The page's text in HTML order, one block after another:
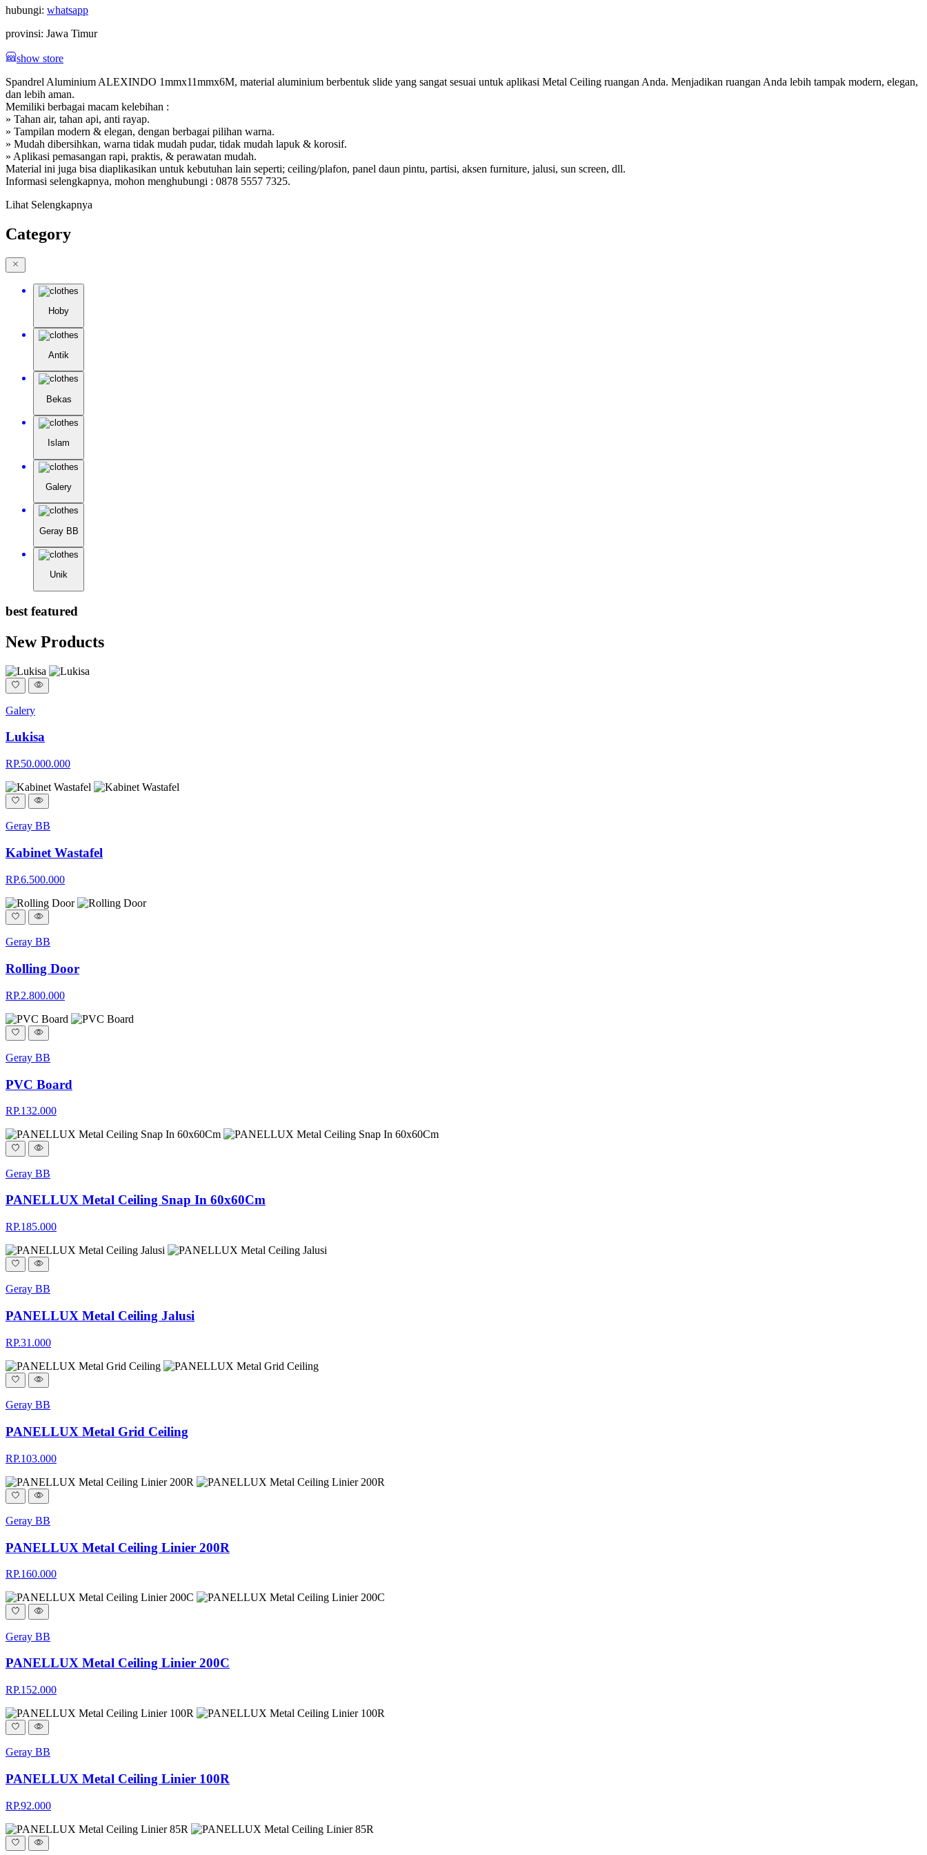
hubungi: whatsapp
provinsi: Jawa Timur
show store
Spandrel Aluminium ALEXINDO 1mmx11mmx6M, material aluminium berbentuk slide yang sangat sesuai untuk aplikasi Metal Ceiling ruangan Anda. Menjadikan ruangan Anda lebih tampak modern, elegan,
dan lebih aman.
Memiliki berbagai macam kelebihan :
» Tahan air, tahan api, anti rayap.
» Tampilan modern & elegan, dengan berbagai pilihan warna.
» Mudah dibersihkan, warna tidak mudah pudar, tidak mudah lapuk & korosif.
» Aplikasi pemasangan rapi, praktis, & perawatan mudah.
Material ini juga bisa diaplikasikan untuk kebutuhan lain seperti; ceiling/plafon, panel daun pintu, partisi, aksen furniture, jalusi, sun screen, dll.
Informasi selengkapnya, mohon menghubungi : 0878 5557 7325.
Lihat Selengkapnya
Category
Hoby
Antik
Bekas
Islam
Galery
Geray BB
Unik
best featured
New Products
Galery
Lukisa
RP.50.000.000
Geray BB
Kabinet Wastafel
RP.6.500.000
Geray BB
Rolling Door
RP.2.800.000
Geray BB
PVC Board
RP.132.000
Geray BB
PANELLUX Metal Ceiling Snap In 60x60Cm
RP.185.000
Geray BB
PANELLUX Metal Ceiling Jalusi
RP.31.000
Geray BB
PANELLUX Metal Grid Ceiling
RP.103.000
Geray BB
PANELLUX Metal Ceiling Linier 200R
RP.160.000
Geray BB
PANELLUX Metal Ceiling Linier 200C
RP.152.000
Geray BB
PANELLUX Metal Ceiling Linier 100R
RP.92.000